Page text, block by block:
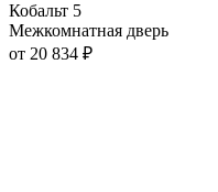
Кобальт 5
Межкомнатная дверь
от 20 834 ₽